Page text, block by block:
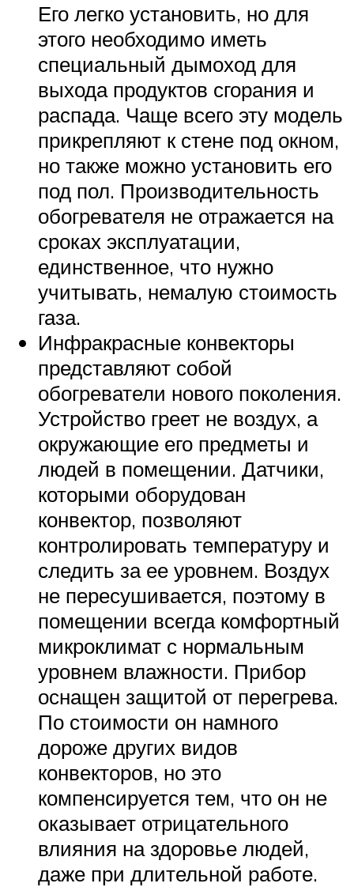
Его легко установить, но для
этого необходимо иметь
специальный дымоход для
выхода продуктов сгорания и
распада. Чаще всего эту модель
прикрепляют к стене под окном,
но также можно установить его
под пол. Производительность
обогревателя не отражается на
сроках эксплуатации,
единственное, что нужно
учитывать, немалую стоимость
газа.
Инфракрасные конвекторы
представляют собой
обогреватели нового поколения.
Устройство греет не воздух, а
окружающие его предметы и
людей в помещении. Датчики,
которыми оборудован
конвектор, позволяют
контролировать температуру и
следить за ее уровнем. Воздух
не пересушивается, поэтому в
помещении всегда комфортный
микроклимат с нормальным
уровнем влажности. Прибор
оснащен защитой от перегрева.
По стоимости он намного
дороже других видов
конвекторов, но это
компенсируется тем, что он не
оказывает отрицательного
влияния на здоровье людей,
даже при длительной работе.